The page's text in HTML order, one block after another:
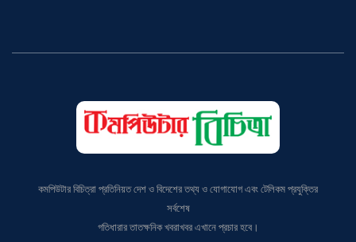
কমপিউটার বিচিত্রা প্রতিনিয়ত দেশ ও বিদেশের তথ্য ও যোগাযোগ এবং টেলিকম প্রযুক্তির
সর্বশেষ
গতিধারার তাতক্ষনিক খবরাখবর এখানে প্রচার হবে।